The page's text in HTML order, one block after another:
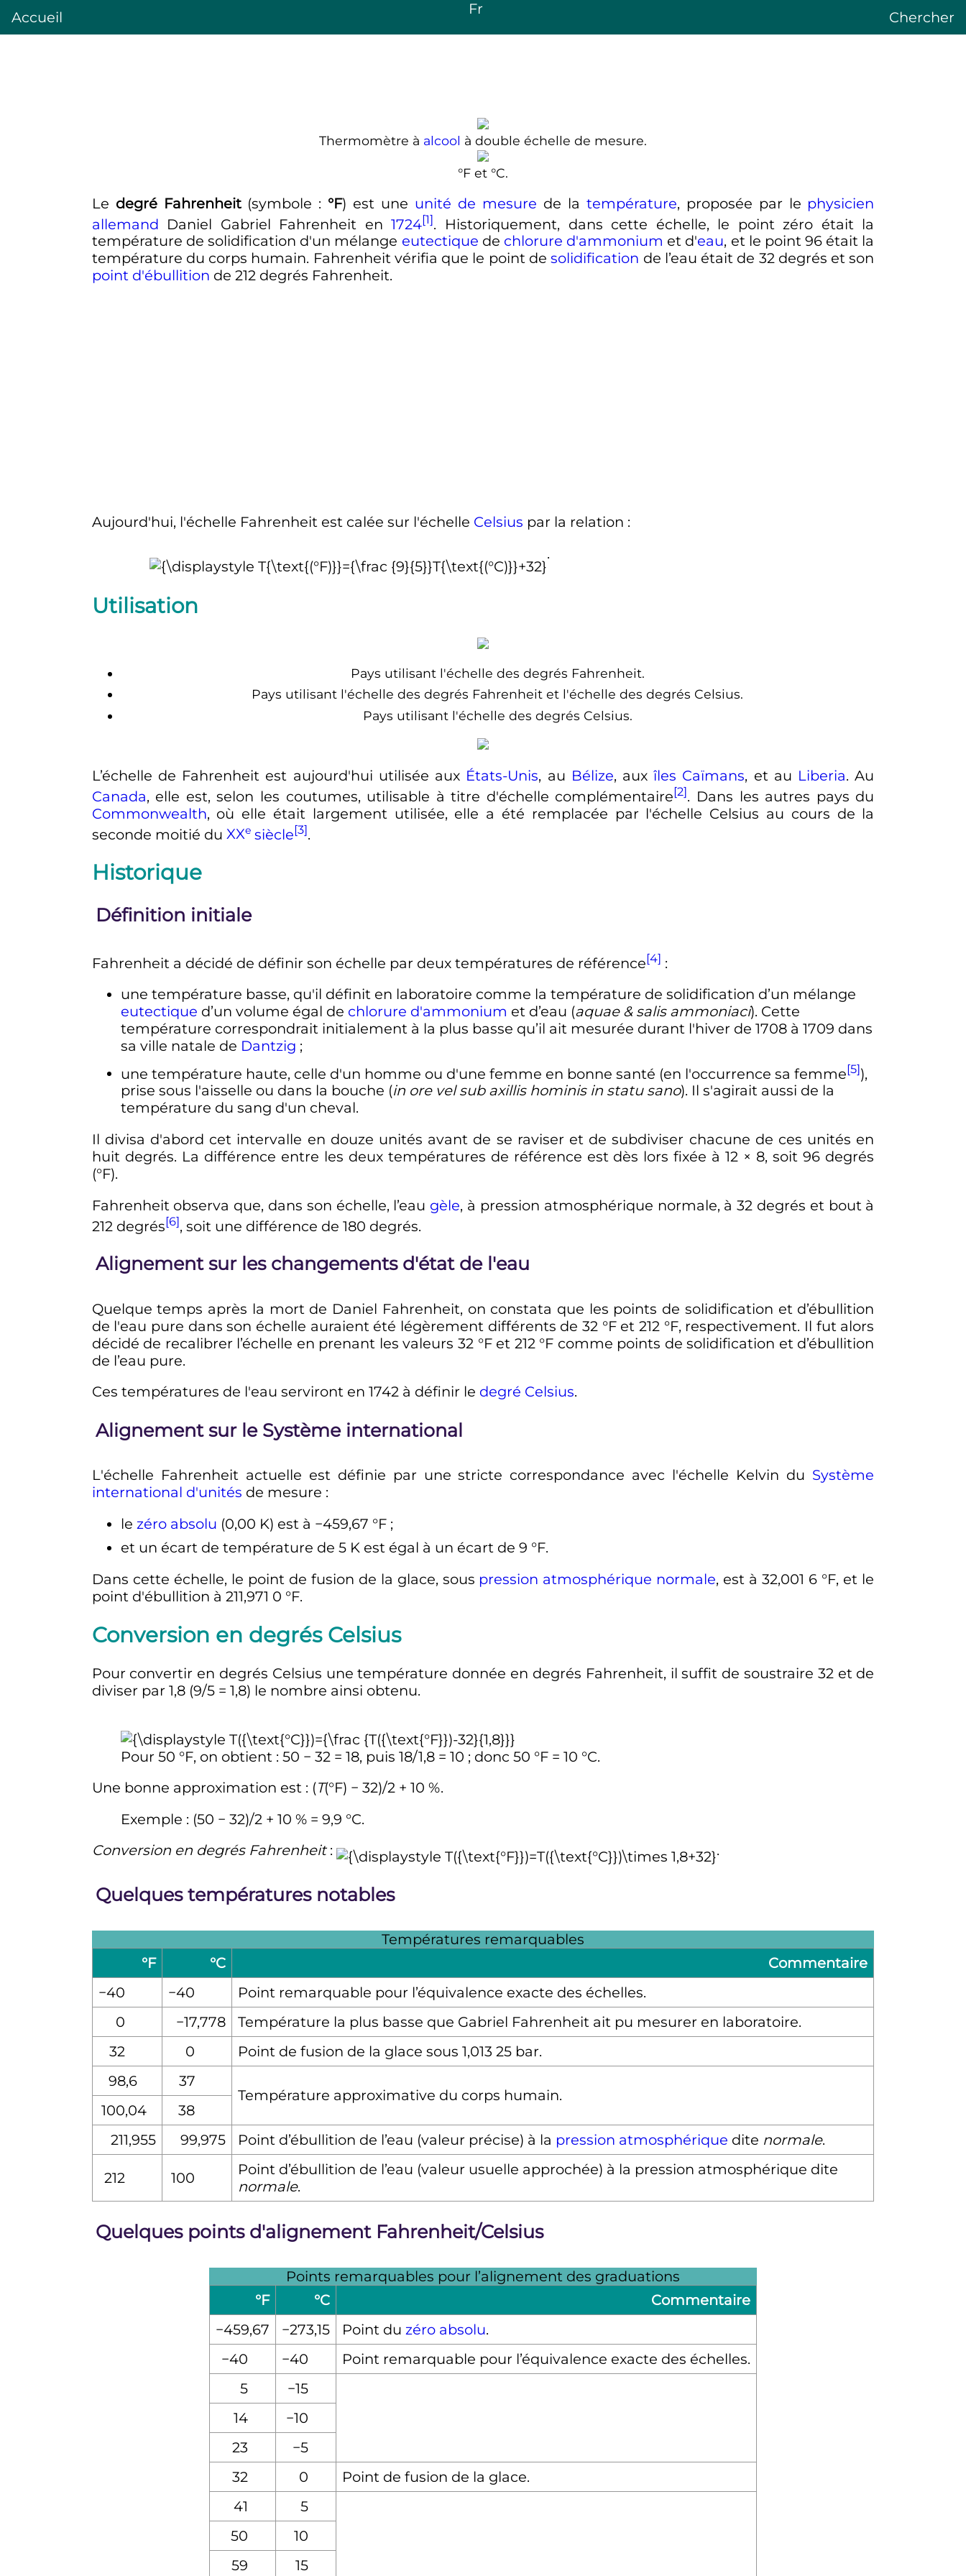
Accueil Fr Chercher
Thermomètre à alcool à double échelle de mesure.
°F et °C.
Le degré Fahrenheit(symbole : °F) est une unité de mesure de la température, proposée par le physicien
allemand Daniel Gabriel Fahrenheit en1724[1]. Historiquement, dans cette échelle, le point zéro était la
température de solidification d'un mélange eutectique de chlorure d'ammonium et d'eau, et le point 96 était la
température du corps humain. Fahrenheit vérifia que le point desolidification de l’eau était de 32 degrés et son
point d'ébullition de 212 degrés Fahrenheit.
Aujourd'hui, l'échelle Fahrenheit est calée sur l'échelle Celsius par la relation :
.
Utilisation
Pays utilisant l'échelle des degrés Fahrenheit.
Pays utilisant l'échelle des degrés Fahrenheit et l'échelle des degrés Celsius.
Pays utilisant l'échelle des degrés Celsius.
L’échelle de Fahrenheit est aujourd'hui utilisée aux États-Unis, au Bélize, auxîles Caïmans, et au Liberia. Au
Canada, elle est, selon les coutumes, utilisable à titre d'échelle complémentaire[2]. Dans les autres pays du
Commonwealth, où elle était largement utilisée, elle a été remplacée par l'échelle Celsius au cours de la
seconde moitié du XXesiècle[3].
Historique
Définition initiale
Fahrenheit a décidé de définir son échelle par deux températures de référence[4] :
une température basse, qu'il définit en laboratoire comme la température de solidification d’un mélange
eutectique d’un volume égal de chlorure d'ammonium et d’eau (aquae & salis ammoniaci). Cette
température correspondrait initialement à la plus basse qu’il ait mesurée durant l'hiver de 1708 à 1709 dans
sa ville natale de Dantzig ;
une température haute, celle d'un homme ou d'une femme en bonne santé (en l'occurrence sa femme[5]),
prise sous l'aisselle ou dans la bouche (in ore vel sub axillis hominis in statu sano). Il s'agirait aussi de la
température du sang d'un cheval.
Il divisa d'abord cet intervalle en douze unités avant de se raviser et de subdiviser chacune de ces unités en
huit degrés. La différence entre les deux températures de référence est dès lors fixée à12 × 8, soit96 degrés
(°F).
Fahrenheit observa que, dans son échelle, l’eau gèle, à pression atmosphérique normale, à32 degrés et bout à
212 degrés[6], soit une différence de 180 degrés.
Alignement sur les changements d'état de l'eau
Quelque temps après la mort de Daniel Fahrenheit, on constata que les points de solidification et d’ébullition
de l'eau pure dans son échelle auraient été légèrement différents de32 °Fet212 °F, respectivement. Il fut alors
décidé de recalibrer l’échelle en prenant les valeurs 32 °Fet 212 °F comme points de solidification et d’ébullition
de l’eau pure.
Ces températures de l'eau serviront en 1742 à définir le degré Celsius.
Alignement sur le Système international
L'échelle Fahrenheit actuelle est définie par une stricte correspondance avec l'échelle Kelvin du Système
international d'unités de mesure :
le zéro absolu (0,00 K) est à −459,67 °F ;
et un écart de température de 5 Kest égal à un écart de 9 °F.
Dans cette échelle, le point de fusion de la glace, sous pression atmosphérique normale, est à32,001 6 °F, et le
point d'ébullition à 211,971 0 °F.
Conversion en degrés Celsius
Pour convertir en degrés Celsius une température donnée en degrés Fahrenheit, il suffit de soustraire 32 et de
diviser par 1,8 (9/5 = 1,8) le nombre ainsi obtenu.
Pour 50 °F, on obtient : 50 − 32 = 18, puis 18/1,8 = 10 ; donc 50 °F= 10 °C.
Une bonne approximation est : (T(°F) − 32)/2 + 10 %.
Exemple : (50 − 32)/2 + 10 % = 9,9 °C.
Conversion en degrés Fahrenheit : .
Quelques températures notables
Températures remarquables
°F
°C
Commentaire
−40
−40
Point remarquable pour l’équivalence exacte des échelles.
0
−17,778
Température la plus basse que Gabriel Fahrenheit ait pu mesurer en laboratoire.
32
0
Point de fusion de la glace sous 1,013 25 bar.
98,6
37
Température approximative du corps humain.
100,04
38
211,955
99,975 Point d’ébullition de l’eau (valeur précise) à la pression atmosphérique dite normale.
212 100
Point d’ébullition de l’eau (valeur usuelle approchée) à la pression atmosphérique dite
normale.
Quelques points d'alignement Fahrenheit/Celsius
Points remarquables pour l’alignement des graduations
°F
°C
Commentaire
−459,67
−273,15 Point du zéro absolu.
−40
−40
Point remarquable pour l’équivalence exacte des échelles.
5
−15
14
−10
23
−5
32
0
Point de fusion de la glace.
41
5
50
10
59
15